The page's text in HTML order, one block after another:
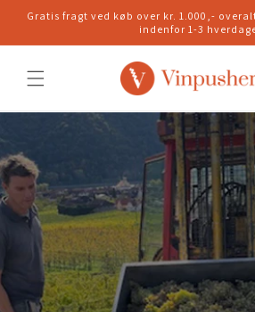
Gå til
Gratis fragt ved køb over kr. 1.000,-
indenfor 1-3